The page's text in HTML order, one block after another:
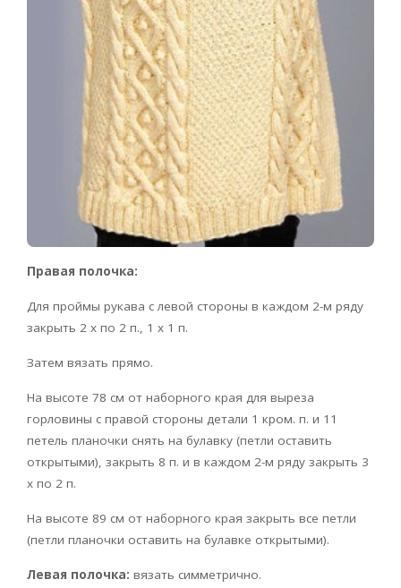
Правая полочка:
Для проймы рукава с левой стороны в каждом 2-м ряду
закрыть 2 х по 2 п., 1 х 1 п.
Затем вязать прямо.
На высоте 78 см от наборного края для выреза
горловины с правой стороны детали 1 кром. п. и 11
петель планочки снять на булавку (петли оставить
открытыми), закрыть 8 п. и в каждом 2-м ряду закрыть 3
х по 2 п.
На высоте 89 см от наборного края закрыть все петли
(петли планочки оставить на булавке открытыми).
Левая полочка: вязать симметрично.